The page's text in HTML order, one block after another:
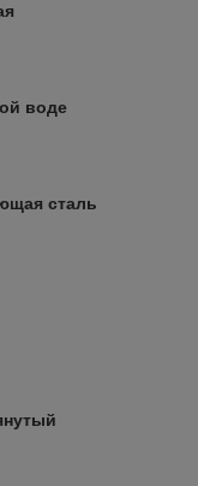
воде
сталь